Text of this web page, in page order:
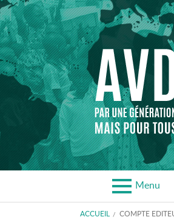
Aller
au
contenu
Menu
ACCUEIL COMPTE